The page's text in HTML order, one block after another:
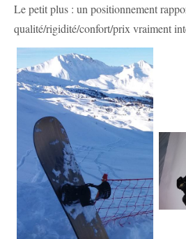
Le petit plus : un positionnement
qualité/rigidité/confort/prix vraiment